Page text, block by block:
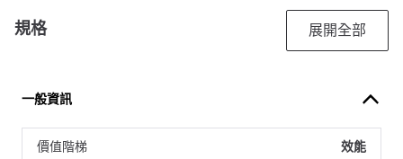
規格 展開全部
一般資訊
價值階梯 效能